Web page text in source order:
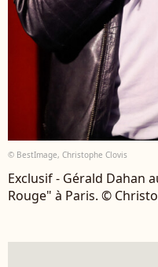
© BestImage, Christophe Clovis
Exclusif - Gérald Dahan
Rouge" à Paris. ©